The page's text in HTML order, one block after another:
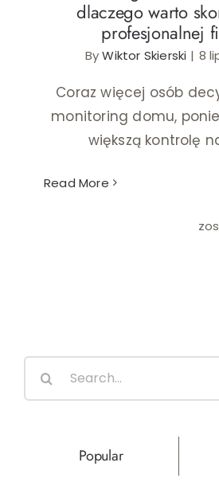
Ślub i wesele
Wystrój wnętrz
dlaczego warto
profesjonalnej
ByWiktor Skierski | 8
Coraz więcej osób
monitoring domu,
większą kontrolę
Read More
Popular